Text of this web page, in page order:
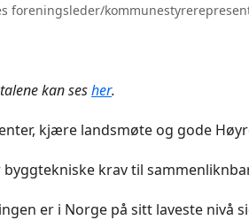
foreningsleder/
kan sesher.
kjære landsmøte og gode
krav til
er i Norge på sitt laveste nivå